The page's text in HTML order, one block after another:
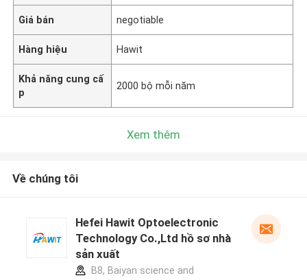
Giá bán negotiable
Hàng hiệu Hawit
Khả năng cung cấ
p
2000 bộ mỗi năm
Xem thêm
Về chúng tôi
Hefei Hawit Optoelectronic
Technology Co.,Ltd hồ sơ nhà
sản xuất
B8, Baiyan science and